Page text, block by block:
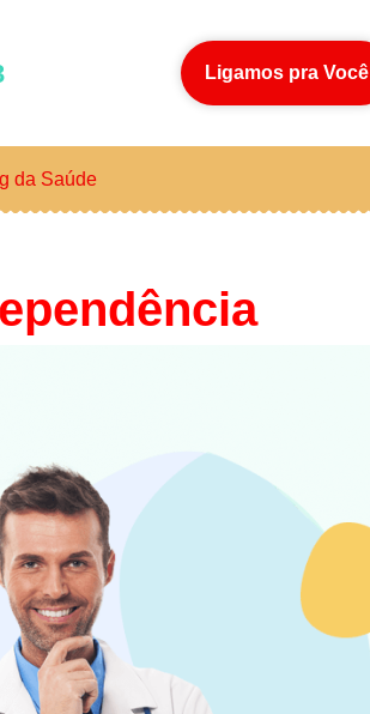
Ligamos pra Você
da Saúde